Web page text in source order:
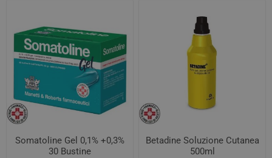
Somatoline Gel 0,1% +0,3%
30 Bustine
Betadine Soluzione Cutanea
500ml